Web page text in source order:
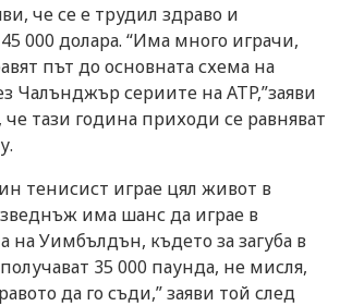
че се е трудил здраво и
000 долара. “Има много играчи,
път до основната схема на
Чалънджър сериите на ATP,”заяви
тази година приходи се равняват
тенисист играе цял живот в
има шанс да играе в
на Уимбълдън, където за загуба в
35 000 паунда, не мисля,
да го съди,” заяви той след